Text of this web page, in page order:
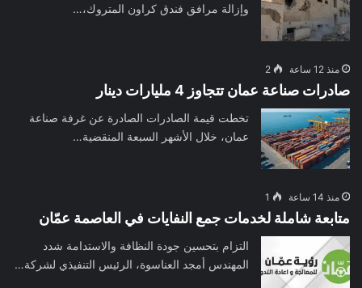
وإزالة مرافق فندق كراون المتروك،…
منذ 12 ساعة 2
صادرات صناعة عمان تتجاوز 4 مليارات دينار
تخطت قيمة الصادرات الصادرة عن غرفة صناعة
عمان، خلال الأشهر السبعة المنقضية…
منذ 14 ساعة 1
متابعة شاملة لخدمات جمع النفايات في العاصمة عمّان
التزام بتحسين جودة النظافة والاستدامة شدد
المهندس أمجد العناسوة، الرئيس التنفيذي لشركة…